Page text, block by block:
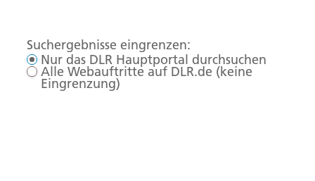
Suchergebnisse eingrenzen:
Nur das DLR Hauptportal durchsuchen
Alle Webauftritte auf DLR.de (keine
Eingrenzung)